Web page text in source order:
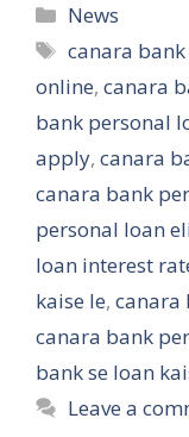
Categories
News
Tags
canara
online, canara
bank personal
apply, canara
canara bank
personal loan
loan interest
kaise le, canara
canara bank
bank se loan
Leave a